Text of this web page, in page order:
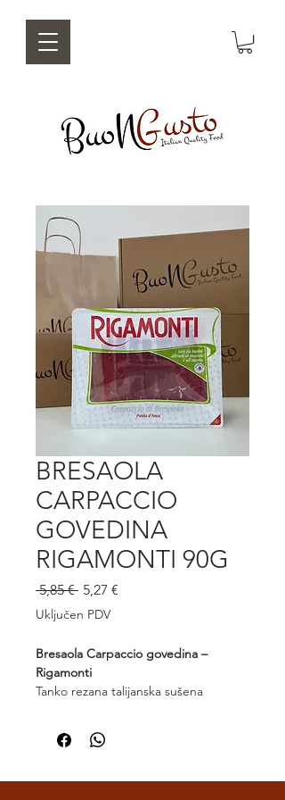
BRESAOLA
CARPACCIO
GOVEDINA
RIGAMONTI 90G
5,85 € Redovna
cijena
5,27 €
Uključen PDV
Bresaola Carpaccio govedina –
Rigamonti
Tanko rezana talijanska sušena
delikatnog okusa. Carpaccio Bresaola
Rigamonti proizvedena je od
sušenog prema tradicionalnoj